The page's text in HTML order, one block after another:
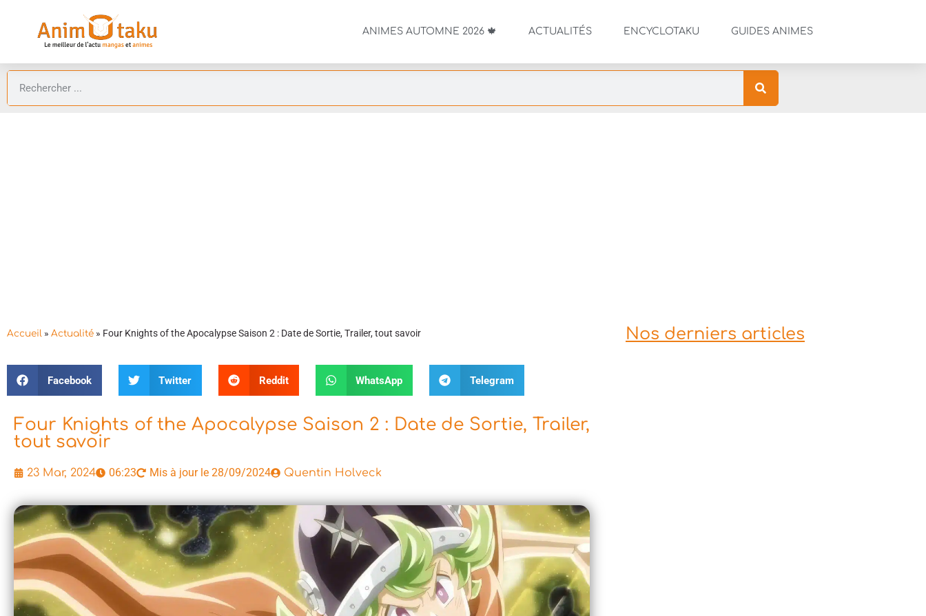
ANIMES AUTOMNE 2026 🍁 ACTUALITÉS ENCYCLOTAKU GUIDES ANIMES
Accueil » Actualité » Four Knights of the Apocalypse Saison 2 : Date de Sortie, Trailer, tout savoir
Facebook Twitter Reddit WhatsApp Telegram
Four Knights of the Apocalypse Saison 2 : Date de Sortie, Trailer,
tout savoir
23 Mar, 2024 06:23 Mis à jour le 28/09/2024 Quentin Holveck
Nos derniers articles